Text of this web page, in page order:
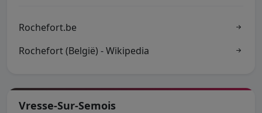
Rochefort.be
Rochefort (België) - Wikipedia
Vresse-Sur-Semois